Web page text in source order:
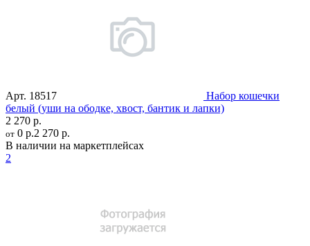
Арт. 18517
Набор кошечки
белый (уши на ободке, хвост, бантик и лапки)
2 270 р.
от 0 р.2 270 р.
В наличии на маркетплейсах
2